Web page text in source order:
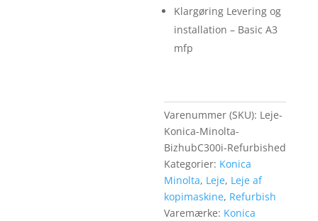
Klargøring Levering og
installation – Basic A3
mfp
Varenummer (SKU): Leje-
Konica-Minolta-
BizhubC300i-Refurbished
Kategorier: Konica
Minolta, Leje, Leje af
kopimaskine, Refurbish
Varemærke: Konica